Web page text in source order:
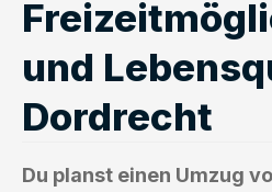
und
Dordrecht
Du planst einen Umzug